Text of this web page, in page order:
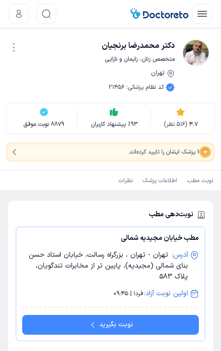
دکتر محمدرضا برنجیان
متخصص زنان، زایمان و نازایی
تهران
کد نظام پزشکی:
21456
4.7
(
516 نظر) ٪93 پیشنهاد کاربران 8879 نوبت موفق
1 پزشک ایشان را تایید کرده‌اند.
نوبت مطب اطلاعات پزشک نظرات
نوبت‌دهی مطب
مطب خیابان مجیدیه شمالی
آدرس: تهران - تهران ، بزرگراه رسالت، خیابان استاد حسن
بنای شمالی (مجیدیه)، پایین تر از مخابرات تندگویان،
پلاک 583
اولین نوبت آزاد:فردا | 09:45
نوبت بگیرید